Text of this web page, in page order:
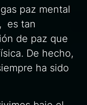
paz mental
es tan
de paz que
De hecho,
ha sido